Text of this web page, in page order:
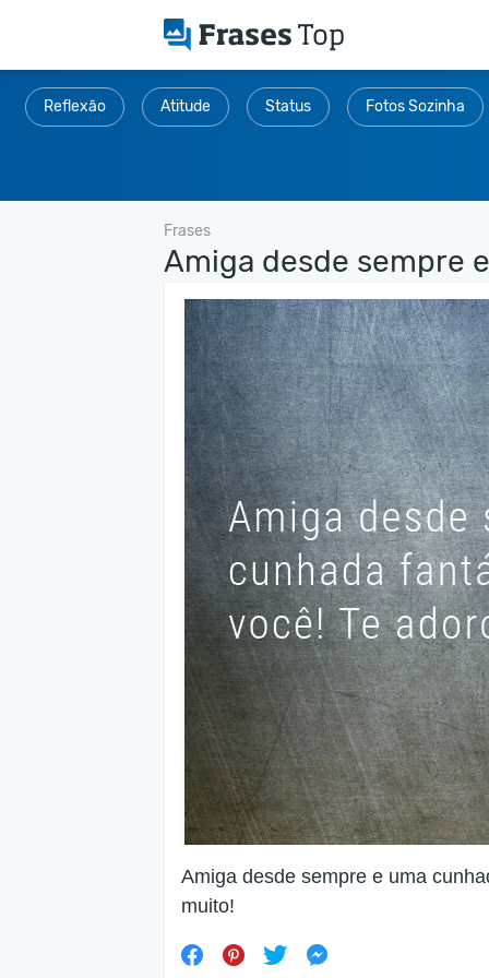
Reflexão Atitude Status Fotos Sozinha
Frases
Amiga desde sempre
Amiga desde sempre e uma
muito!